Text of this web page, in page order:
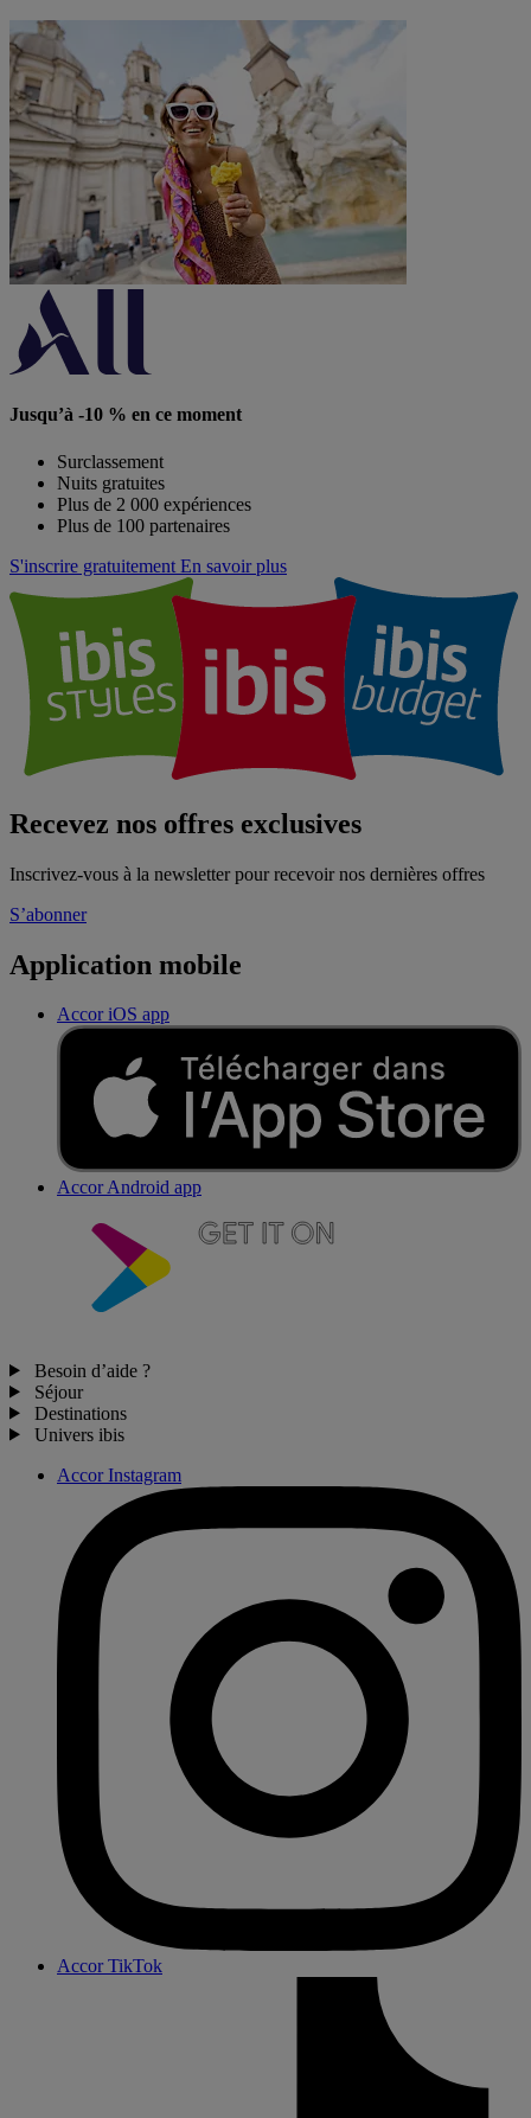
Jusqu’à -10 % en ce moment
Surclassement
Nuits gratuites
Plus de 2 000 expériences
Plus de 100 partenaires
S'inscrire gratuitement En savoir plus
Recevez nos offres exclusives
Inscrivez-vous à la newsletter pour recevoir nos dernières offres
S’abonner
Application mobile
Accor iOS app
Accor Android app
Besoin d’aide ?
Séjour
Destinations
Univers ibis
Accor Instagram
Accor TikTok